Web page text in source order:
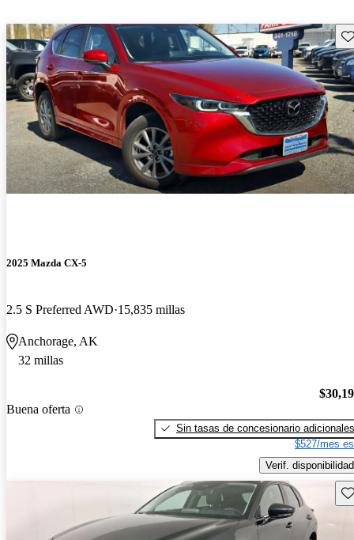
2025 Mazda CX-5
2.5 S Preferred AWD 15,835 millas
Anchorage, AK
32 millas
Buena oferta
Sin tasas de concesionario adicionales
$527/mes
Verif. disponibilidad